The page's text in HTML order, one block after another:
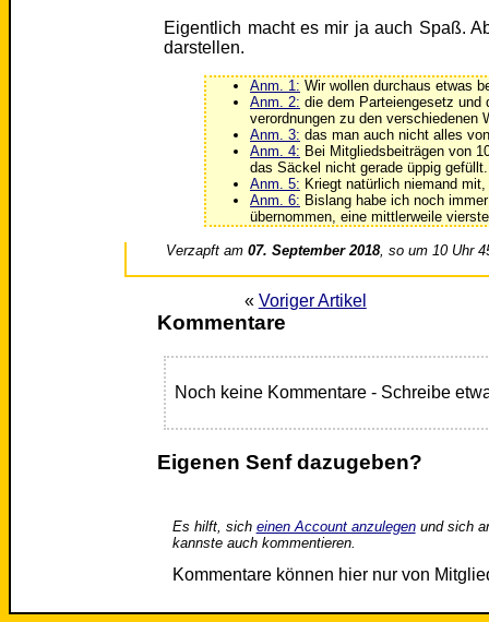
Eigentlich macht es mir ja auch Spaß.
darstellen.
Anm. 1: Wir wollen durchaus etwas
Anm. 2: die dem Parteiengesetz und
verordnungen zu den verschiedenen
Anm. 3: das man auch nicht alles
Anm. 4: Bei Mitgliedsbeiträgen von
das Säckel nicht gerade üppig gefüllt.
Anm. 5: Kriegt natürlich niemand
Anm. 6: Bislang habe ich noch
übernommen, eine mittlerweile
Verzapft am07. September 2018, so um 10 Uhr
« Voriger Artikel
Kommentare
Noch keine Kommentare - Schreibe
Eigenen Senf dazugeben?
Es hilft, sich einen Account anzulegenund sich
kannste auch kommentieren.
Kommentare können hier nur von